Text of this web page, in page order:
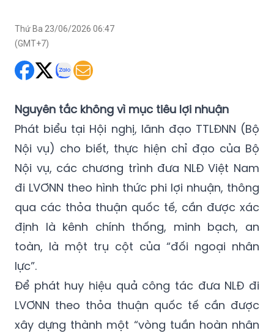
Thứ Ba 23/06/2026 06:47
(GMT+7)
Nguyên tắc không vì mục tiêu lợi nhuận
Phát biểu tại Hội nghị, lãnh đạo TTLĐNN (Bộ
Nội vụ) cho biết, thực hiện chỉ đạo của Bộ
Nội vụ, các chương trình đưa NLĐ Việt Nam
đi LVƠNN theo hình thức phi lợi nhuận, thông
qua các thỏa thuận quốc tế, cần được xác
định là kênh chính thống, minh bạch, an
toàn, là một trụ cột của “đối ngoại nhân
lực”.
Để phát huy hiệu quả công tác đưa NLĐ đi
LVƠNN theo thỏa thuận quốc tế cần được
xây dựng thành một “vòng tuần hoàn nhân